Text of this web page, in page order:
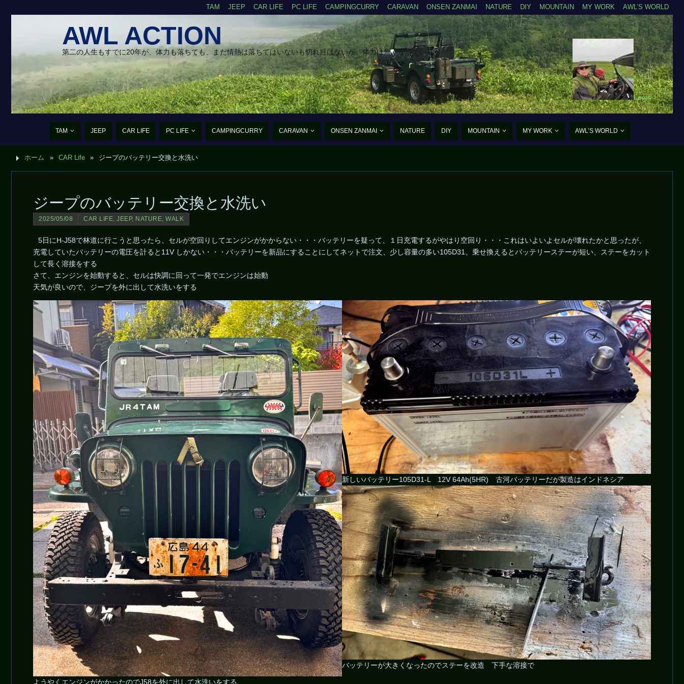
TAM JEEP CAR LIFE PC LIFE CAMPINGCURRY CARAVAN ONSEN ZANMAI NATURE DIY MOUNTAIN MY WORK AWL’S WORLD
AWL ACTION
第二の人生もすでに20年が、体力も落ちても、まだ情熱は落ちてはいないも切れ目はないが、体力は無くなっている・・
Login
TAM JEEP CAR LIFE PC LIFE CAMPINGCURRY CARAVAN ONSEN ZANMAI NATURE DIY MOUNTAIN MY WORK AWL’S WORLD
ホーム » CAR Life » ジープのバッテリー交換と水洗い
ジープのバッテリー交換と水洗い
2025/05/08 CAR LIFE, JEEP, NATURE, WALK
5日にH-J58で林道に行こうと思ったら、セルが空回りしてエンジンがかからない・・・バッテリーを疑って、１日充電するがやはり空回り・・・これはいよいよセルが壊れたかと思ったが、
充電していたバッテリーの電圧を計ると11V しかない・・・バッテリーを新品にすることにしてネットで注文、少し容量の多い105D31、乗せ換えるとバッテリーステーが短い、ステーをカット
して長く溶接をする
さて、エンジンを始動すると、セルは快調に回って一発でエンジンは始動
天気が良いので、ジープを外に出して水洗いをする
ようやくエンジンがかかったのでJ58を外に出して水洗いをする
新しいバッテリー105D31-L 12V 64Ah(5HR) 古河バッテリーだが製造はインドネシア
バッテリーが大きくなったのでステーを改造 下手な溶接で